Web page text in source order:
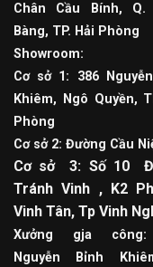
Chân Cầu Bính, Q.
Bàng, TP. Hải Phòng
Showroom:
Cơ sở 1: 386
Khiêm, Ngô Quyền,
Phòng
Cơ sở 2: Đường Cầu
Cơ sở 3: Số 10
Tránh Vinh , K2
Vinh Tân, Tp Vinh
Xưởng gja
Nguyễn Bỉnh